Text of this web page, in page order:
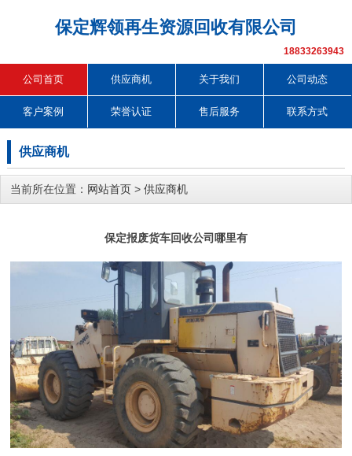
保定辉领再生资源回收有限公司
18833263943
公司首页 供应商机 关于我们 公司动态
客户案例 荣誉认证 售后服务 联系方式
供应商机
当前所在位置： 网站首页 > 供应商机
保定报废货车回收公司哪里有